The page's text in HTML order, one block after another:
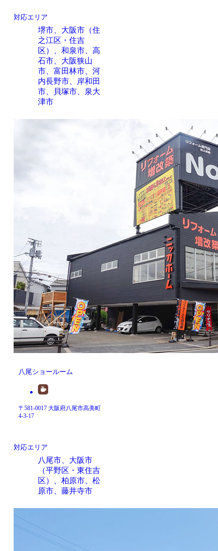
対応エリア
堺市、大阪市（住
之江区・住吉
区）、和泉市、高
石市、大阪狭山
市、富田林市、河
内長野市、岸和田
市、貝塚市、泉大
津市
八尾ショールーム
〒581-0017 大阪府八尾市高美町
4-3-17
対応エリア
八尾市、大阪市
（平野区・東住吉
区）、柏原市、松
原市、藤井寺市